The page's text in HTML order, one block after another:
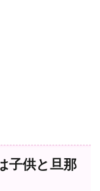
子供と旦那